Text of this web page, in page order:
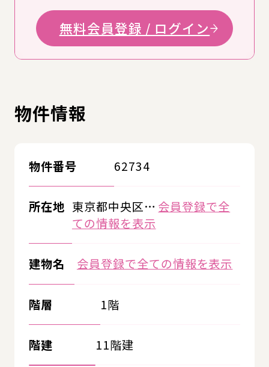
無料会員登録 / ログイン
物件情報
物件番号 62734
所在地 東京都中央区… 会員登録で全
ての情報を表示
建物名 会員登録で全ての情報を表示
階層 1階
階建 11階建